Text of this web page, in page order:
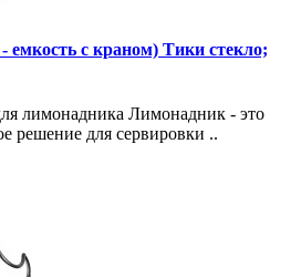
с краном) Тики стекло;
лимонадника Лимонадник - это
решение для сервировки ..